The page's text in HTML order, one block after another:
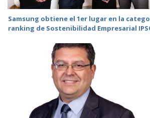
Samsung obtiene el 1er lugar en la
ranking de Sostenibilidad Empresarial